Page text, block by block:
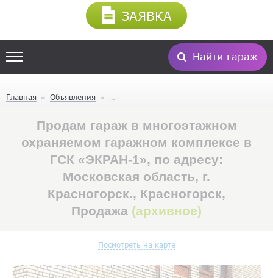
Найти гараж
ЗАЯВКА
Главная Объявления
Продам гараж в многоэтажном
охраняемом гаражном комплексе в
ГСК «ЭКРАН-1», по адресу:
Московская область, г.
Красногорск., Красногорск,
Продажа (архивное)
Посмотреть на карте